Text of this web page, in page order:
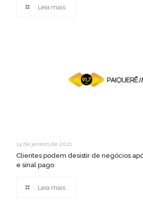
Leia mais
14 de janeiro de 2021
Clientes podem desistir de negócios
e sinal pago
Leia mais